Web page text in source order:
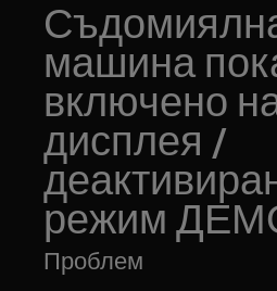
машина
включено
дисплея /
режим
Проблем